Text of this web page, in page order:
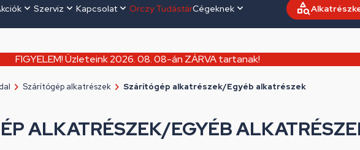
Szerviz Kapcsolat Orczy TudástárCégeknek
FIGYELEM! Üzleteink 2026. 08. 08-án ZÁRVA tartanak!
Szárítógép alkatrészek Szárítógép alkatrészek/Egyéb alkatrészek
ALKATRÉSZEK/EGYÉB